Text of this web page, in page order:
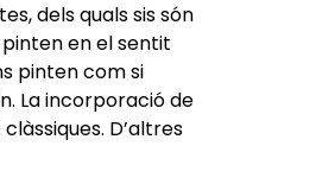
dels quals sis són
pinten en el sentit
pinten com si
La incorporació de
D’altres